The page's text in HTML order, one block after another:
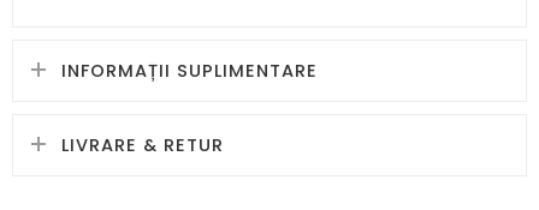
INFORMAȚII SUPLIMENTARE
LIVRARE & RETUR